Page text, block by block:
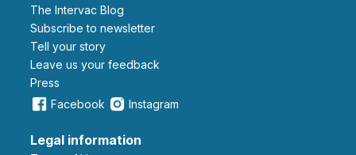
The Intervac Blog
Subscribe to newsletter
Tell your story
leave us your feedback
Press
Facebook
Instagram
Legal information